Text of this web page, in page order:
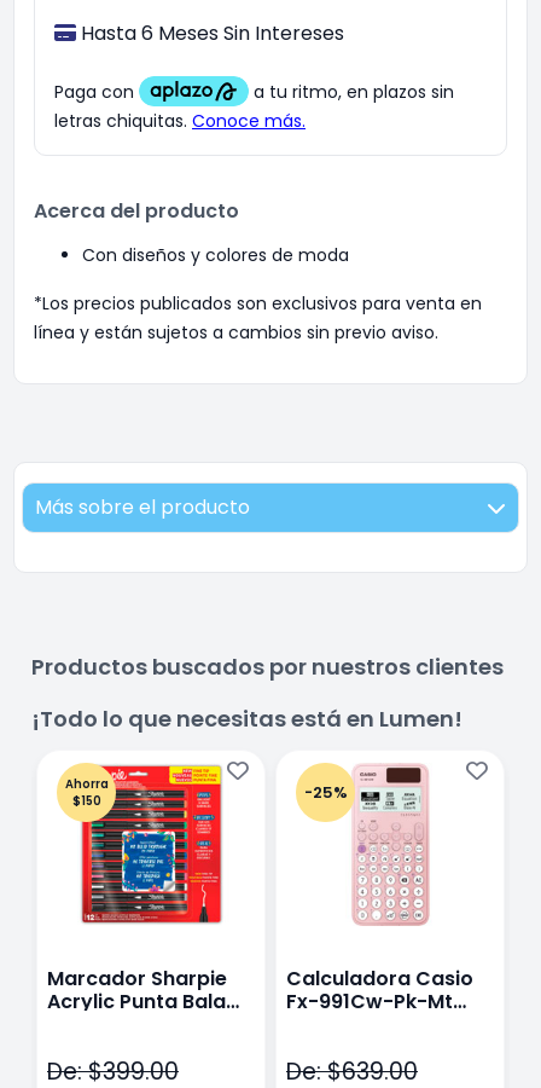
Hasta 6 Meses Sin Intereses
Acerca del producto
Con diseños y colores de moda
*Los precios publicados son exclusivos para venta en
línea y están sujetos a cambios sin previo aviso.
Más sobre el producto
Productos buscados por nuestros clientes
¡Todo lo que necesitas está en Lumen!
Ahorra
$150
Marcador Sharpie
Acrylic Punta Bala
De: $399.00
-25%
Calculadora Casio
Fx-991Cw-Pk-Mt
De: $639.00